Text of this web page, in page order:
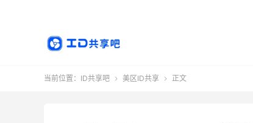
当前位置： ID共享吧  美区ID共享  正文